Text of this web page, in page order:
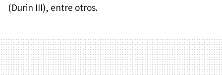
(Durin III), entre otros.